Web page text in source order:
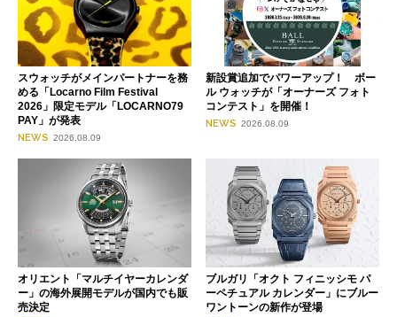
スウォッチがメインパートナーを務
める「Locarno Film Festival
2026」限定モデル「LOCARNO79
PAY」が発表
NEWS 2026.08.09
新設賞追加でパワーアップ！ ボー
ル ウォッチが「オーナーズ フォト
コンテスト」を開催！
NEWS 2026.08.09
オリエント「マルチイヤーカレンダ
ー」の海外展開モデルが国内でも販
売決定
ブルガリ「オクト フィニッシモ パ
ーペチュアル カレンダー」にブルー
ワントーンの新作が登場